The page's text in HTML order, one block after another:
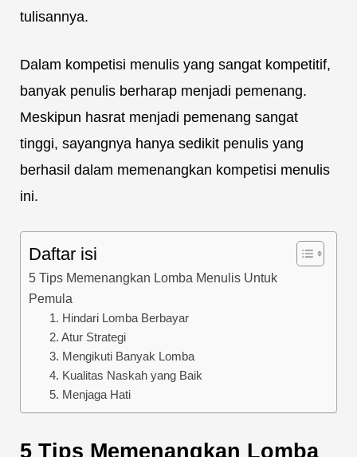
tulisannya.
Dalam kompetisi menulis yang sangat kompetitif,
banyak penulis berharap menjadi pemenang.
Meskipun hasrat menjadi pemenang sangat
tinggi, sayangnya hanya sedikit penulis yang
berhasil dalam memenangkan kompetisi menulis
ini.
Daftar isi
5 Tips Memenangkan Lomba Menulis Untuk
Pemula
1. Hindari Lomba Berbayar
2. Atur Strategi
3. Mengikuti Banyak Lomba
4. Kualitas Naskah yang Baik
5. Menjaga Hati
5 Tips Memenangkan Lomba